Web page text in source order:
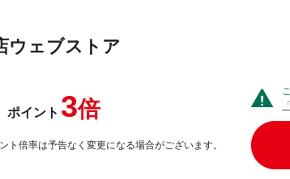
ウェブストア
ポイント 3倍
ト倍率は予告なく変更になる場合がございます。